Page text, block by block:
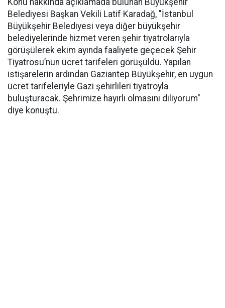
Konu hakkında açıklamada bulunan Büyükşehir
Belediyesi Başkan Vekili Latif Karadağ, "İstanbul
Büyükşehir Belediyesi veya diğer büyükşehir
belediyelerinde hizmet veren şehir tiyatrolarıyla
görüşülerek ekim ayında faaliyete geçecek Şehir
Tiyatrosu’nun ücret tarifeleri görüşüldü. Yapılan
istişarelerin ardından Gaziantep Büyükşehir, en uygun
ücret tarifeleriyle Gazi şehirlileri tiyatroyla
buluşturacak. Şehrimize hayırlı olmasını diliyorum"
diye konuştu.